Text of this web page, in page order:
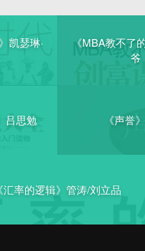
凯瑟琳·
《MBA教不了
爷
吕思勉 《声誉
汇率的逻辑》管涛/刘立品